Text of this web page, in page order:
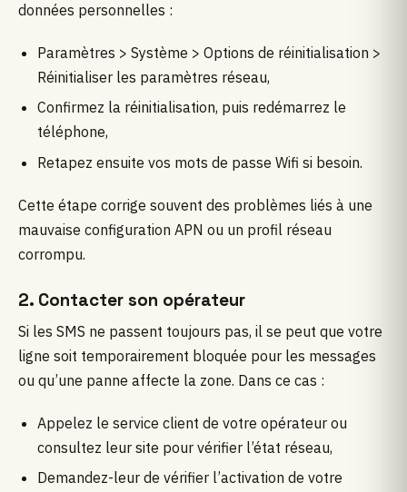
données personnelles :
Paramètres > Système > Options de réinitialisation >
Réinitialiser les paramètres réseau,
Confirmez la réinitialisation, puis redémarrez le
téléphone,
Retapez ensuite vos mots de passe Wifi si besoin.
Cette étape corrige souvent des problèmes liés à une
mauvaise configuration APN ou un profil réseau
corrompu.
2. Contacter son opérateur
Si les SMS ne passent toujours pas, il se peut que votre
ligne soit temporairement bloquée pour les messages
ou qu’une panne affecte la zone. Dans ce cas :
Appelez le service client de votre opérateur ou
consultez leur site pour vérifier l’état réseau,
Demandez-leur de vérifier l’activation de votre